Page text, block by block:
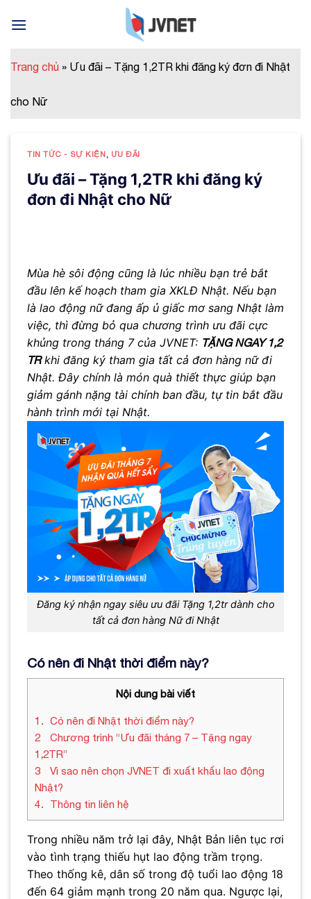
Trang chủ » Ưu đãi – Tặng 1,2TR khi đăng ký đơn đi Nhật
cho Nữ
TIN TỨC - SỰ KIỆN ƯU ĐÃI
Ưu đãi – Tặng 1,2TR khi đăng ký
đơn đi Nhật cho Nữ
Mùa hè sôi động cũng là lúc nhiều bạn trẻ bắt
đầu lên kế hoạch tham gia XKLĐ Nhật. Nếu bạn
là lao động nữ đang ấp ủ giấc mơ sang Nhật làm
việc, thì đừng bỏ qua chương trình ưu đãi cực
khủng trong tháng 7 của JVNET: TẶNG NGAY 1,2
TRkhi đăng ký tham gia tất cả đơn hàng nữ đi
Nhật. Đây chính là món quà thiết thực giúp bạn
giảm gánh nặng tài chính ban đầu, tự tin bắt đầu
hành trình mới tại Nhật.
Đăng ký nhận ngay siêu ưu đãi Tặng 1,2tr dành cho
tất cả đơn hàng Nữ đi Nhật
Có nên đi Nhật thời điểm này?
Nội dung bài viết
1
Có nên đi Nhật thời điểm này?
2
Chương trình “Ưu đãi tháng 7 – Tặng ngay
1,2TR”
3
Vì sao nên chọn JVNET đi xuất khẩu lao động
Nhật?
4
Thông tin liên hệ
Trong nhiều năm trở lại đây, Nhật Bản liên tục rơi
vào tình trạng thiếu hụt lao động trầm trọng.
Theo thống kê, dân số trong độ tuổi lao động 18
đến 64 giảm mạnh trong 20 năm qua. Ngược lại,